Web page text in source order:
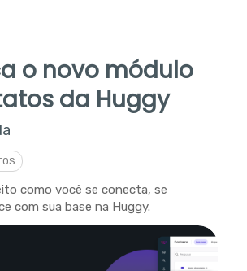
o novo módulo
da Huggy
como você se conecta, se
com sua base na Huggy.